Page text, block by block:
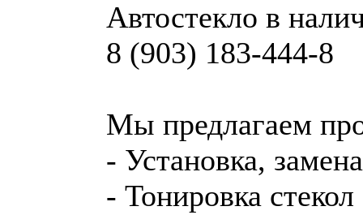
Автостекло в
8 (903) 183-444-8
Мы предлагаем
- Установка,
- Тонировка